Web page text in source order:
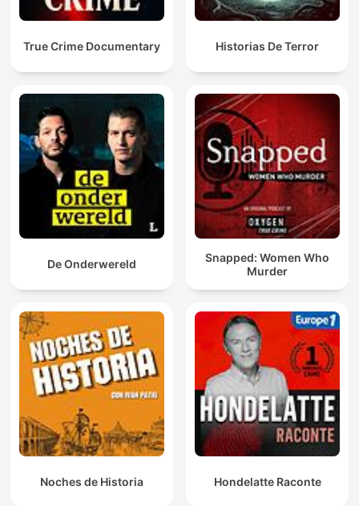
True Crime Documentary Historias De Terror
De Onderwereld
Snapped: Women Who
Murder
Noches de Historia Hondelatte Raconte